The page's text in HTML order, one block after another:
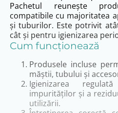
Pachetul reunește
compatibile cu majoritatea
și tuburilor. Este potrivit
cât și pentru igienizarea
Cum funcționează
Produsele incluse
măștii, tubului și
Igienizarea
impurităților și a
utilizării.